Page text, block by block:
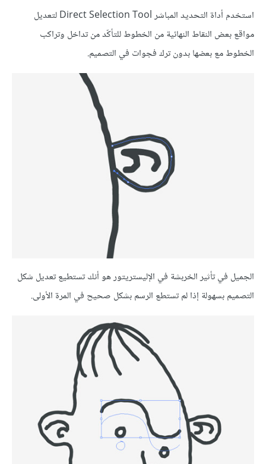
استخدم أداة التحديد المباشر Direct Selection Tool لتعديل
مواقع بعض النقاط النهائية من الخطوط للتأكّد من تداخل وتراكب
الخطوط مع بعضها بدون ترك فجوات في التصميم.
الجميل في تأثير الخربشة في الإليستريتور هو أنك تستطيع تعديل شكل
التصميم بسهولة إذا لم تستطع الرسم بشكل صحيح في المرة الأولى.